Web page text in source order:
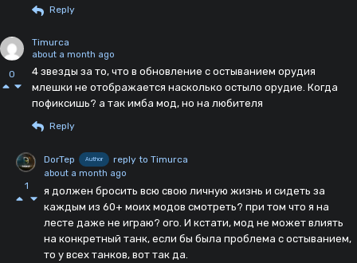
Reply
0
Timurca
about a month ago
4 звезды за то, что в обновление с остыванием орудия
млешки не отображается насколько остыло орудие. Когда
пофиксишь? а так имба мод, но на любителя
Reply
1
DorTep Author reply to Timurca
about a month ago
я должен бросить всю свою личную жизнь и сидеть за
каждым из 60+ моих модов смотреть? при том что я на
лесте даже не играю? ого. И кстати, мод не может влиять
на конкретный танк, если бы была проблема с остыванием,
то у всех танков, вот так да.